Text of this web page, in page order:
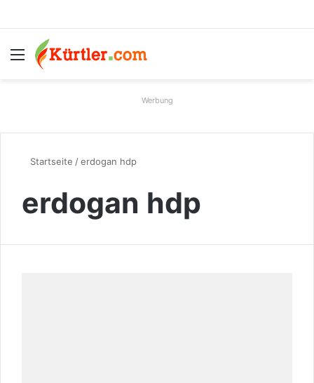
Menü
Werbung
Startseite /erdogan hdp
erdogan hdp